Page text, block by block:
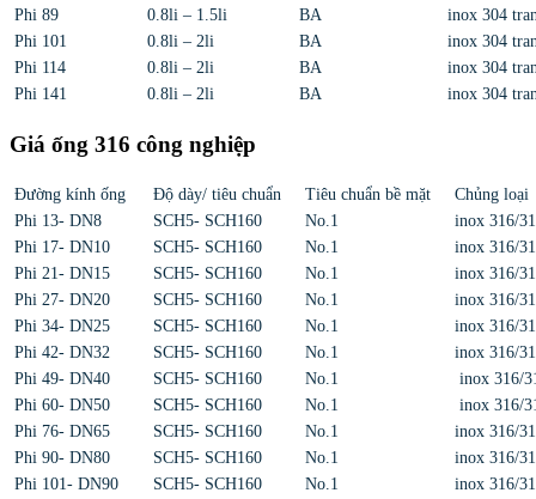
Phi 89
0.8li – 1.5li BA
inox 304
Phi 101
0.8li – 2li BA
inox 304
Phi 114
0.8li – 2li BA
inox 304
Phi 141
0.8li – 2li BA inox 304
Giá ống 316 công nghiệp
Đường kính ống Độ dày/ tiêu chuẩn Tiêu chuẩn bề mặt
Chủng loại
Phi 13- DN8
SCH5- SCH160 No.1
inox 316/
Phi 17- DN10
SCH5- SCH160 No.1
inox 316/
Phi 21- DN15
SCH5- SCH160 No.1
inox 316/
Phi 27- DN20
SCH5- SCH160 No.1
inox 316/
Phi 34- DN25
SCH5- SCH160 No.1
inox 316/
Phi 42- DN32
SCH5- SCH160 No.1
inox 316/
Phi 49- DN40
SCH5- SCH160 No.1
inox 316/
Phi 60- DN50
SCH5- SCH160 No.1
inox 316/
Phi 76- DN65
SCH5- SCH160 No.1
inox 316/
Phi 90- DN80
SCH5- SCH160 No.1
inox 316/
Phi 101- DN90
SCH5- SCH160 No.1
inox 316/